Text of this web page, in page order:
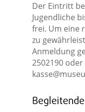
Der Eintritt
Jugendliche
frei. Um eine
zu
Anmeldung
2502190